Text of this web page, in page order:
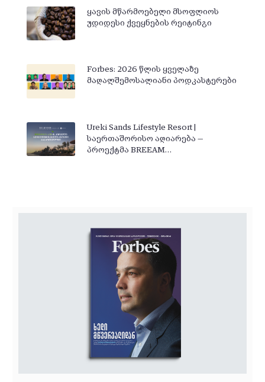
ყავის მწარმოებელი მსოფლიოს
უდიდესი ქვეყნების რეიტინგი
Forbes: 2026 წლის ყველაზე
მაღალშემოსალიანი პოდკასტერები
Ureki Sands Lifestyle Resort |
საერთაშორისო აღიარება —
პროექტმა BREEAM…